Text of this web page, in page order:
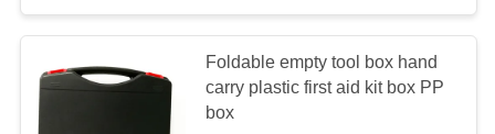
NOTIZIE
CASI
Foldable empty tool box hand
carry plastic first aid kit box PP
box